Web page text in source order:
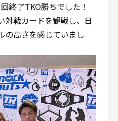
終了TKO勝ちでした！
対戦カードを観戦し、日
の高さを感じていまし